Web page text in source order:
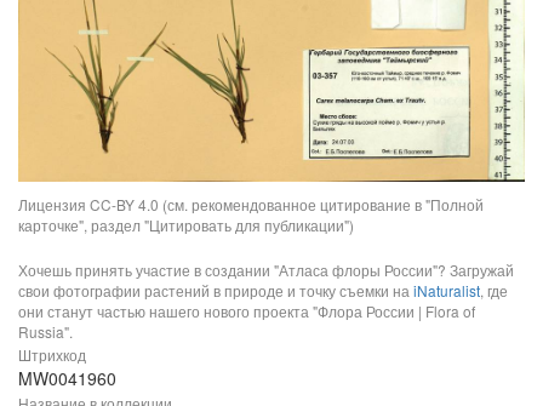
Лицензия CC-BY 4.0 (см. рекомендованное цитирование в "Полной
карточке", раздел "Цитировать для публикации")
Хочешь принять участие в создании "Атласа флоры России"? Загружай
свои фотографии растений в природе и точку съемки наiNaturalist, где
они станут частью нашего нового проекта "Флора России | Flora of
Russia".
Штрихкод
MW0041960